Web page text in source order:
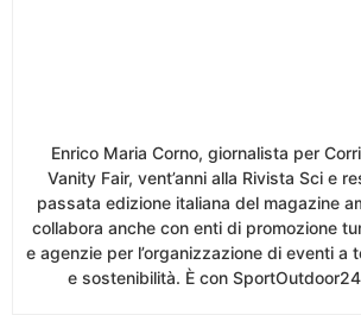
Enrico Maria Corno, giornalista per
Vanity Fair, vent’anni alla Rivista Sci e
passata edizione italiana del magazine
collabora anche con enti di promozione
e agenzie per l’organizzazione di eventi a
e sostenibilità. È con SportOutdoor24